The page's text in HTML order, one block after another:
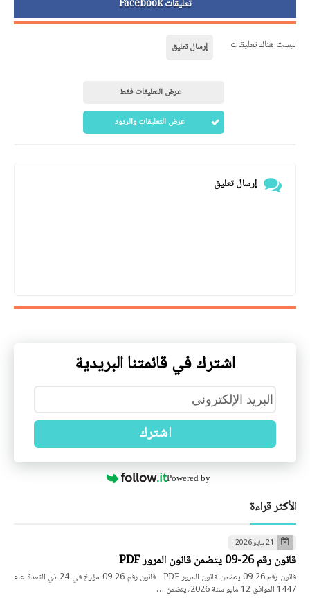
تعليقات Facebook
ليست هناك تعليقات إرسال تعليق
عرض التعليقات فقط
عرض التعليقات والردود
إرسال تعليق
اشترك في قائمتنا البريدية
اشترك
Powered by
الأكثر قراءة
21 مايو 2026
قانون رقم 26-09 يتضمن قانون المرور PDF
قانون رقم 26-09 يتضمن قانون المرور PDF قانون رقم 26-09 مؤرخ في 24 ذي القعدة عام
1447 الموافق 12 مايو سنة 2026، يتضمن …